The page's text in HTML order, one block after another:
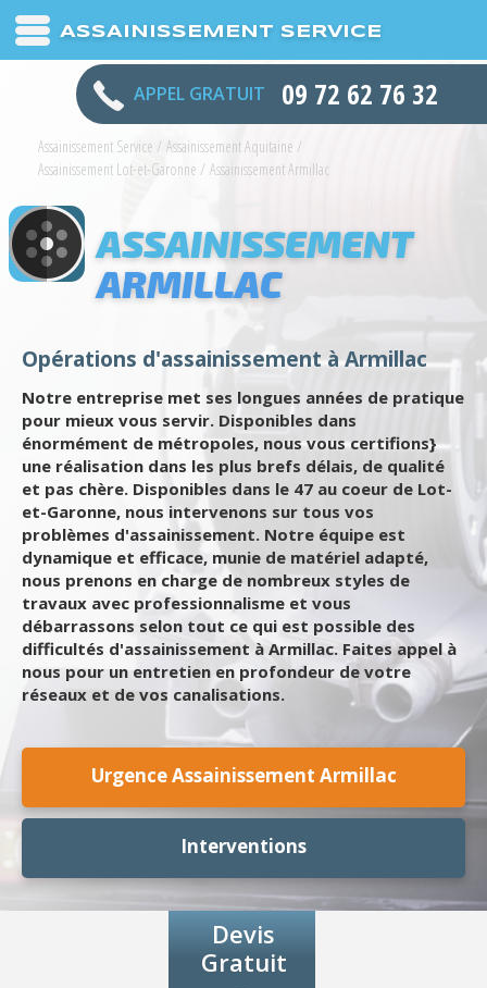
ASSAINISSEMENT SERVICE
APPEL GRATUIT 09 72 62 76 32
Assainissement Service / Assainissement Aquitaine /
Assainissement Lot-et-Garonne / Assainissement Armillac
ASSAINISSEMENT
ARMILLAC
Opérations d'assainissement à Armillac
Notre entreprise met ses longues années de pratique
pour mieux vous servir. Disponibles dans
énormément de métropoles, nous vous certifions}
une réalisation dans les plus brefs délais, de qualité
et pas chère. Disponibles dans le 47 au coeur de Lot-
et-Garonne, nous intervenons sur tous vos
problèmes d'assainissement. Notre équipe est
dynamique et efficace, munie de matériel adapté,
nous prenons en charge de nombreux styles de
travaux avec professionnalisme et vous
débarrassons selon tout ce qui est possible des
difficultés d'assainissement à Armillac. Faites appel à
nous pour un entretien en profondeur de votre
réseaux et de vos canalisations.
Urgence Assainissement Armillac
Interventions
Devis
Gratuit